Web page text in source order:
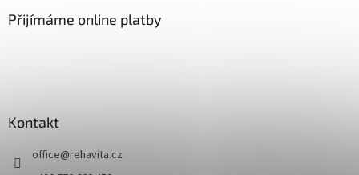
Přijímáme online platby
Kontakt
office@rehavita.cz